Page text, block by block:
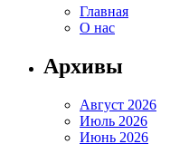
Главная
О нас
Архивы
Август 2026
Июль 2026
Июнь 2026